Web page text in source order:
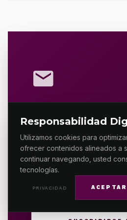
Responsabilidad
Utilizamos cookies para
ofrecer contenidos alineados a
continuar navegando, usted
tecnologías.
PRIVACIDAD
mail
Recibe el
crítico de ES
PRIMERA
Únete a ES PRIMERA MX con